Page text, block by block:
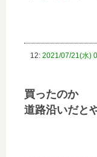
12: 2021/07/21(水)
買ったのか
道路沿いだと